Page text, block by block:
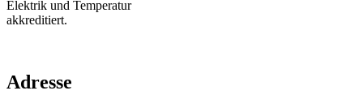
Elektrik und Temperatur
akkreditiert.
Adresse